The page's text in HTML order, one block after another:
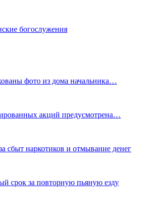
богослужения
фото из дома начальника…
акций предусмотрена…
сбыт наркотиков и отмывание денег
срок за повторную пьяную езду